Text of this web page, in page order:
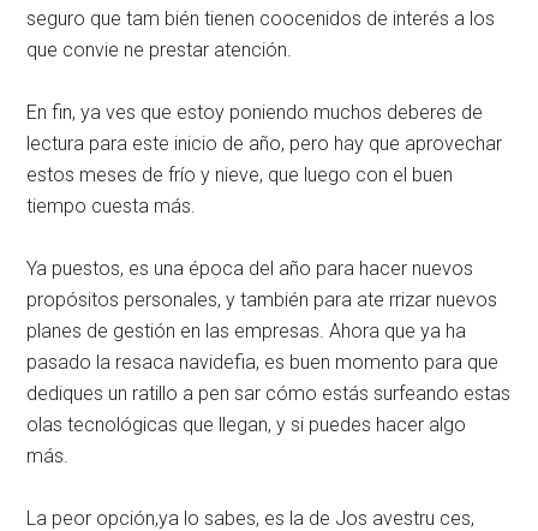
seguro que tam­ bién tienen coocenidos de interés a los
que convie­ ne prestar atención.
En fin, ya ves que estoy poniendo muchos debe­res de
lectura para este inicio de año, pero hay que aprovechar
estos meses de frío y nieve, que luego con el buen
tiempo cuesta más.
Ya puestos, es una época del año para hacer nuevos
propósitos personales, y también para ate­ rrizar nuevos
planes de gestión en las empresas. Ahora que ya ha
pasado la resaca navidefia, es buen momento para que
dediques un ratillo a pen­ sar cómo estás surfeando estas
olas tecnológicas que llegan, y si puedes hacer algo
más.
La peor opción,ya lo sabes, es la de Jos avestru­ ces,